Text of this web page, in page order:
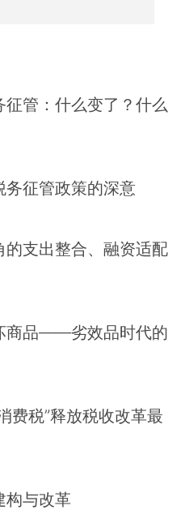
管：什么变了？什么
务征管政策的深意
支出整合、融资适配
商品——劣效品时代的
费税”释放税收改革最
构与改革